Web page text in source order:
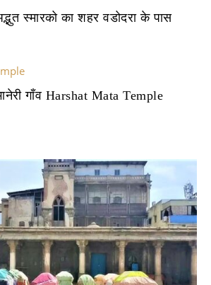
स्मारको का शहर वडोदरा के पास
गाँव Harshat Mata Temple